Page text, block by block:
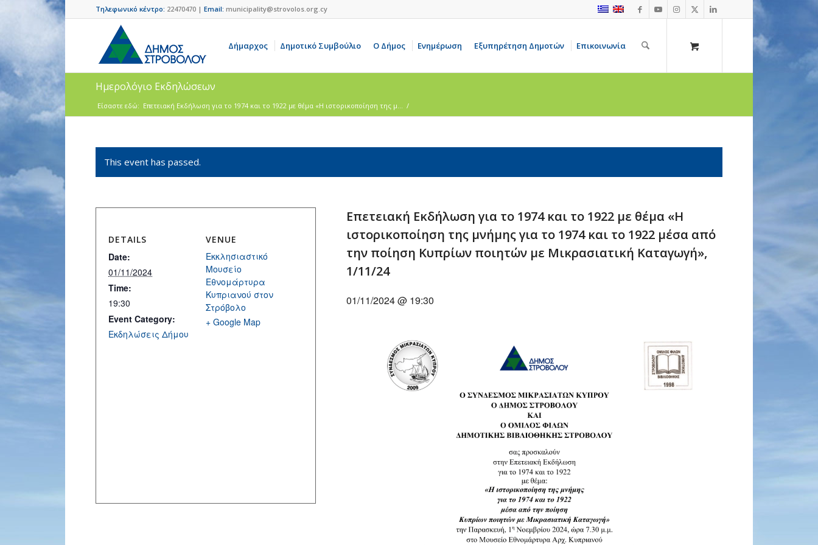
Τηλεφωνικό κέντρο: 22470470 | Email: municipality@strovolos.org.cy
Δήμαρχος Δημοτικό Συμβούλιο Ο Δήμος Ενημέρωση Εξυπηρέτηση Δημοτών Επικοινωνία
Ημερολόγιο Εκδηλώσεων
Είσαστε εδώ: Επετειακή Εκδήλωση για το 1974 και το 1922 με θέμα «Η ιστορικοποίηση της μ... /
This event has passed.
Επετειακή Εκδήλωση για το 1974 και το 1922 με θέμα «Η
ιστορικοποίηση της μνήμης για το 1974 και το 1922 μέσα από
την ποίηση Κυπρίων ποιητών με Μικρασιατική Καταγωγή»,
1/11/24
01/11/2024 @ 19:30
DETAILS
Date:
01/11/2024
Time:
19:30
Event Category:
Εκδηλώσεις Δήμου
VENUE
Εκκλησιαστικό
Μουσείο
Εθνομάρτυρα
Κυπριανού στον
Στρόβολο
+ Google Map